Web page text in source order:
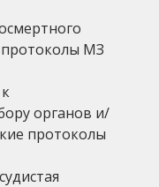
МЗ
органов и/
протоколы